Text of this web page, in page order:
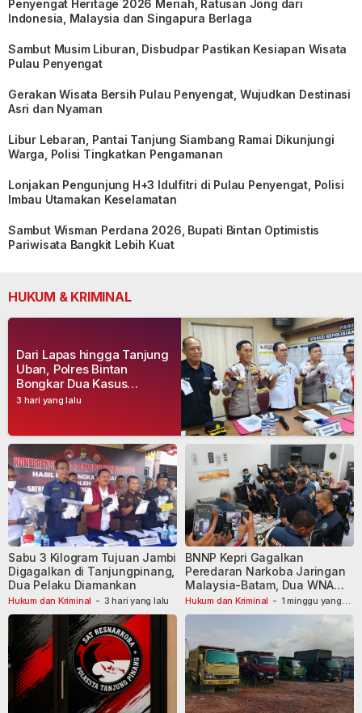
Penyengat Heritage 2026 Meriah, Ratusan Jong dari
Indonesia, Malaysia dan Singapura Berlaga
Sambut Musim Liburan, Disbudpar Pastikan Kesiapan Wisata
Pulau Penyengat
Gerakan Wisata Bersih Pulau Penyengat, Wujudkan Destinasi
Asri dan Nyaman
Libur Lebaran, Pantai Tanjung Siambang Ramai Dikunjungi
Warga, Polisi Tingkatkan Pengamanan
Lonjakan Pengunjung H+3 Idulfitri di Pulau Penyengat, Polisi
Imbau Utamakan Keselamatan
Sambut Wisman Perdana 2026, Bupati Bintan Optimistis
Pariwisata Bangkit Lebih Kuat
HUKUM & KRIMINAL
3 hari yang lalu
Dari Lapas hingga Tanjung
Uban, Polres Bintan
Bongkar Dua Kasus
Narkoba, Empat Tersangka
Hukum dan Kriminal - 3 hari yang lalu
Sabu 3 Kilogram Tujuan Jambi
Digagalkan di Tanjungpinang,
Dua Pelaku Diamankan
Hukum dan Kriminal - 1 minggu yang
BNNP Kepri Gagalkan
Peredaran Narkoba Jaringan
Malaysia-Batam, Dua WNA
Masih Diburu